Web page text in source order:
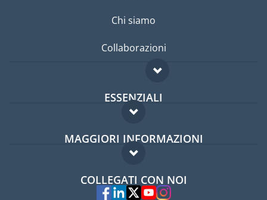
Chi siamo
Collaborazioni
ESSENZIALI
Forum per expat
Guida per expat
MAGGIORI INFORMAZIONI
Domande frequenti
Esperti
COLLEGATI CON NOI